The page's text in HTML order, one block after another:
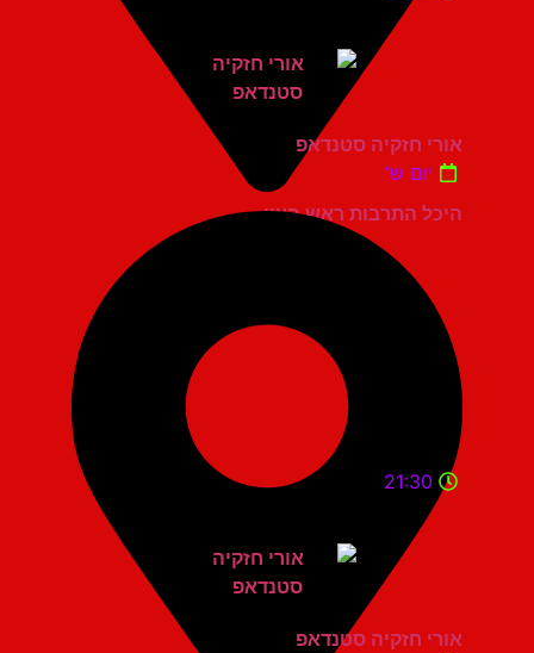
היכל התרבות ראש העין
אורי חזקיה סטנדאפ
יום ש'
21:30
אורי חזקיה סטנדאפ